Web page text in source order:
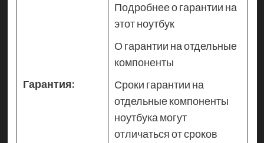
Гарантия:
Подробнее о гарантии на
этот ноутбук
О гарантии на отдельные
компоненты
Сроки гарантии на
отдельные компоненты
ноутбука могут
отличаться от сроков